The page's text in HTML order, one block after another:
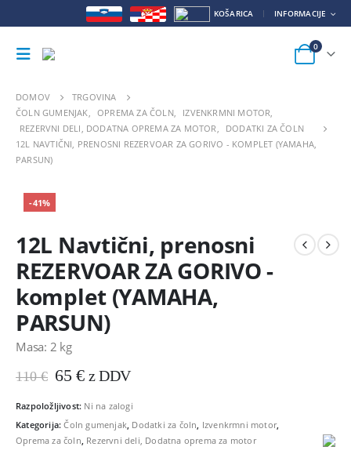
KOŠARICA INFORMACIJE
0
DOMOV
TRGOVINA
ČOLN GUMENJAK, OPREMA ZA ČOLN, IZVENKRMNI MOTOR,
REZERVNI DELI, DODATNA OPREMA ZA MOTOR,
DODATKI ZA ČOLN
12L NAVTIČNI, PRENOSNI REZERVOAR ZA GORIVO - KOMPLET (YAMAHA,
PARSUN)
-41%
12L Navtični, prenosni
REZERVOAR ZA GORIVO -
komplet (YAMAHA,
PARSUN)
Masa: 2 kg
110€ Prvotna
je
bila:
110 €.
65€Trenutna
je:
65 €.
z DDV
Razpoložljivost: Ni na zalogi
Kategorija:Čoln gumenjak Dodatki za čoln Izvenkrmni motor,
Oprema za čoln Rezervni deli, Dodatna oprema za motor